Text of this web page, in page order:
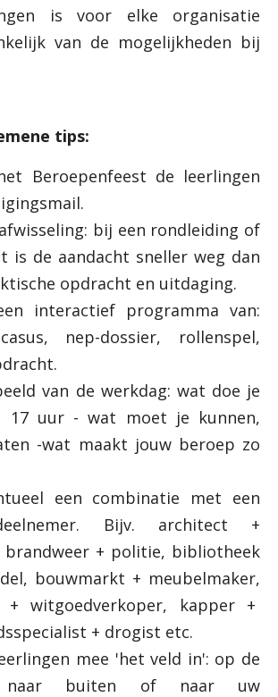
is voor elke organisatie
van de mogelijkheden bij
tips:
Beroepenfeest de leerlingen
bij een rondleiding of
is de aandacht sneller weg dan
opdracht en uitdaging.
interactief programma van:
nep-dossier, rollenspel,
van de werkdag: wat doe je
17 uur - wat moet je kunnen,
-wat maakt jouw beroep zo
een combinatie met een
Bijv. architect +
brandweer + politie, bibliotheek
bouwmarkt + meubelmaker,
+ witgoedverkoper, kapper +
+ drogist etc.
mee 'het veld in': op de
naar buiten of naar uw